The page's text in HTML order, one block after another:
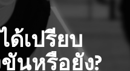
ด้เปรียบ
นหรือยัง?